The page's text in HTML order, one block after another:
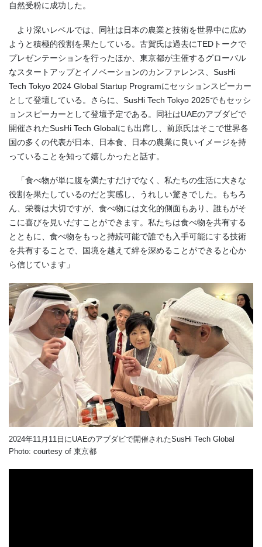
自然受粉に成功した。
より深いレベルでは、同社は日本の農業と技術を世界中に広め
ようと積極的役割を果たしている。古賀氏は過去にTEDトークで
プレゼンテーションを行ったほか、東京都が主催するグローバル
なスタートアップとイノベーションのカンファレンス、SusHi
Tech Tokyo 2024 Global Startup Programにセッションスピーカー
として登壇している。さらに、SusHi Tech Tokyo 2025でもセッシ
ョンスピーカーとして登壇予定である。同社はUAEのアブダビで
開催されたSusHi Tech Globalにも出席し、前原氏はそこで世界各
国の多くの代表が日本、日本食、日本の農業に良いイメージを持
っていることを知って嬉しかったと話す。
「食べ物が単に腹を満たすだけでなく、私たちの生活に大きな
役割を果たしているのだと実感し、うれしい驚きでした。もちろ
ん、栄養は大切ですが、食べ物には文化的側面もあり、誰もがそ
こに喜びを見いだすことができます。私たちは食べ物を共有する
とともに、食べ物をもっと持続可能で誰でも入手可能にする技術
を共有することで、国境を越えて絆を深めることができると心か
ら信じています」
2024年11月11日にUAEのアブダビで開催されたSusHi Tech Global
Photo: courtesy of 東京都